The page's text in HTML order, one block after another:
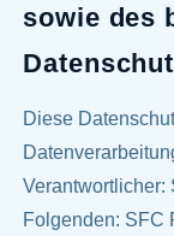
sowie des
Diese
Verantwortlicher:
Folgenden: SFC